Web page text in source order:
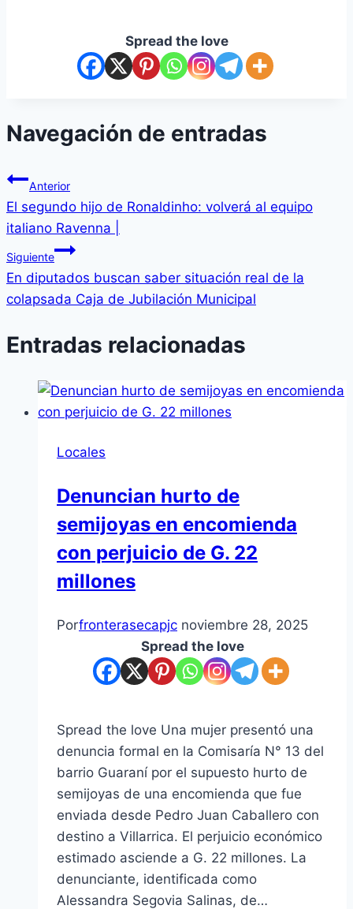
Spread the love
Navegación de entradas
Anterior
El segundo hijo de Ronaldinho: volverá al equipo
italiano Ravenna |
Siguiente
En diputados buscan saber situación real de la
colapsada Caja de Jubilación Municipal
Entradas relacionadas
Locales
Denuncian hurto de
semijoyas en encomienda
con perjuicio de G. 22
millones
Porfronterasecapjc noviembre 28, 2025
Spread the love
Spread the love Una mujer presentó una
denuncia formal en la Comisaría N° 13 del
barrio Guaraní por el supuesto hurto de
semijoyas de una encomienda que fue
enviada desde Pedro Juan Caballero con
destino a Villarrica. El perjuicio económico
estimado asciende a G. 22 millones. La
denunciante, identificada como
Alessandra Segovia Salinas, de…